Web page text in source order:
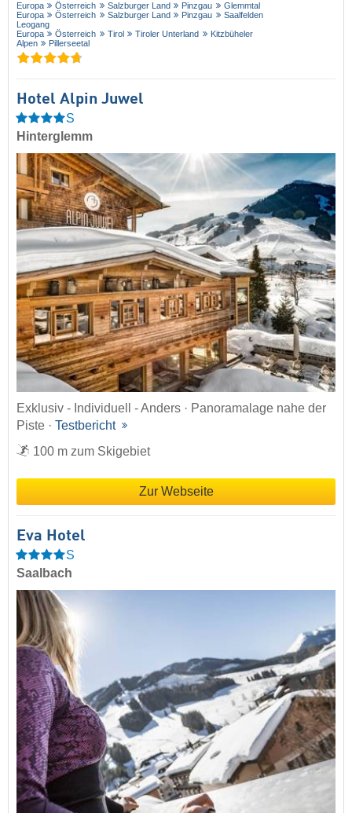
Europa Österreich Salzburger Land Pinzgau
Glemmtal
Europa
Österreich Salzburger Land Pinzgau
Saalfelden
Leogang
Europa
Österreich Tirol Tiroler Unterland
Kitzbüheler
Alpen
Pillerseetal
Hotel Alpin Juwel
S
Hinterglemm
Exklusiv - Individuell - Anders · Panoramalage nahe der
Piste · Testbericht
100 m zum Skigebiet
Zur Webseite
Eva Hotel
S
Saalbach